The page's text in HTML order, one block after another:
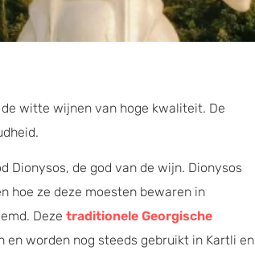
witte wijnen van hoge kwaliteit. De
Dionysos, de god van de wijn. Dionysos
hoe ze deze moesten bewaren in
Deze traditionele Georgische
worden nog steeds gebruikt in Kartli en